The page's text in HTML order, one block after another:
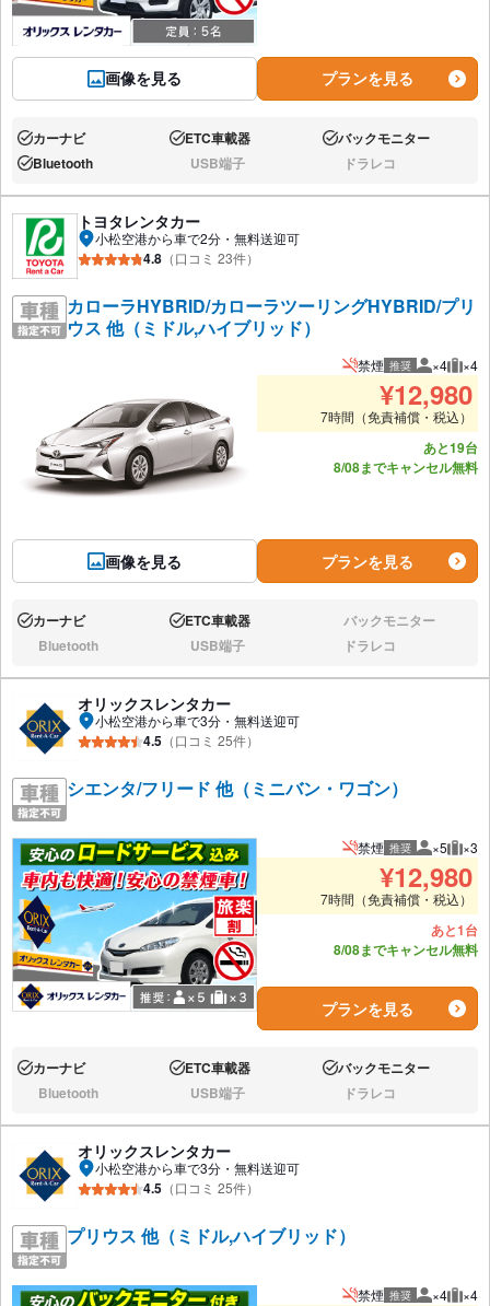
画像を見る プランを見る
あり:カーナビ あり:ETC車載器 あり:バックモニター
あり:Bluetooth なし:USB端子 なし:ドラレコ
トヨタレンタカー
小松空港から車で2分・無料送迎可
4.8 （口コミ 23件）
カローラHYBRID/カローラツーリングHYBRID/プリ
ウス 他（ミドル,ハイブリッド）
画像を見る
禁煙 推奨 推奨人数
×4 推
×4
¥12,980
7時間（免責補償・税込）
あと19台
8/08までキャンセル無料
プランを見る
あり:カーナビ あり:ETC車載器 なし:バックモニター
なし:Bluetooth なし:USB端子 なし:ドラレコ
オリックスレンタカー
小松空港から車で3分・無料送迎可
4.5 （口コミ 25件）
シエンタ/フリード 他（ミニバン・ワゴン）
禁煙 推奨 推奨人数
×5 推
×3
¥12,980
7時間（免責補償・税込）
あと1台
8/08までキャンセル無料
プランを見る
あり:カーナビ あり:ETC車載器 あり:バックモニター
なし:Bluetooth なし:USB端子 なし:ドラレコ
オリックスレンタカー
小松空港から車で3分・無料送迎可
4.5 （口コミ 25件）
プリウス 他（ミドル,ハイブリッド）
禁煙 推奨 ×4 ×4